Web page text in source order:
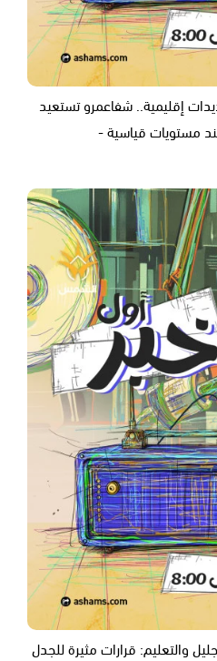
إقليمية.. شفاعمرو تستعيد
مستويات قياسية -
والتعليم: قرارات مثيرة للجدل